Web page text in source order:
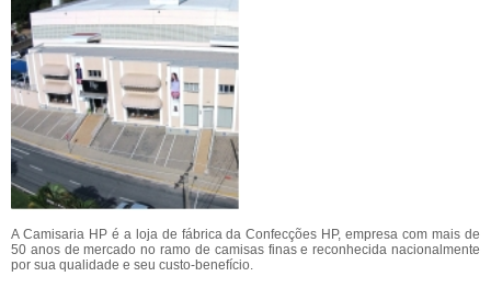
A Camisaria HP é a loja de fábrica da Confecções HP, empresa com mais de
50 anos de mercado no ramo de camisas finas e reconhecida nacionalmente
por sua qualidade e seu custo-benefício.